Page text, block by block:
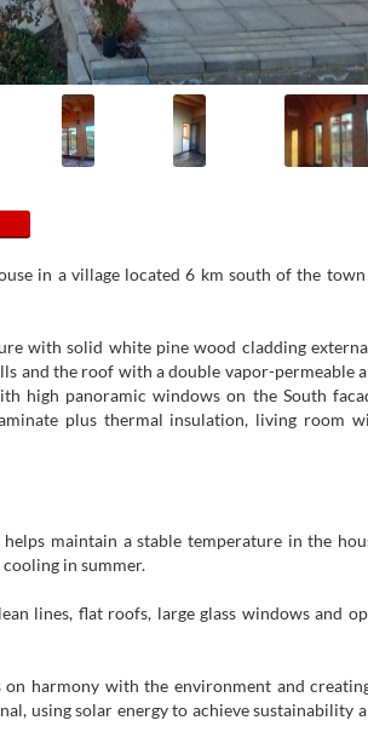
in a village located 6 km south of the
with solid white pine wood cladding
and the roof with a double vapor-permeable
high panoramic windows on the South
plus thermal insulation, living room
maintain a stable temperature in the
in summer.
lines, flat roofs, large glass windows and
harmony with the environment and
using solar energy to achieve sustainability